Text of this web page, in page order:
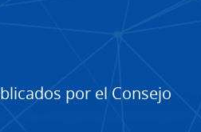
por el Consejo